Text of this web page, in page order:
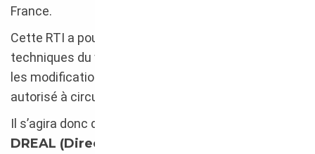
France.
Cette RTI a pour but de vérifier les caractéristiques
techniques du véhicule et, si nécessaire, à indiquer
les modifications à apporter pour que celui-ci soit
autorisé à circuler dans les Etats membres.
Il s’agira donc de commencer par un passage à la
DREAL (Direction régionale de